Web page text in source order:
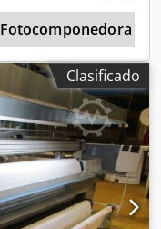
Fotocomponedora
Clasificado